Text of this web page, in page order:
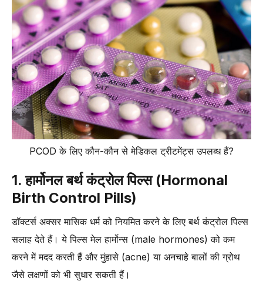
PCOD के लिए कौन-कौन से मेडिकल ट्रीटमेंट्स उपलब्ध हैं?
1. हार्मोनल बर्थ कंट्रोल पिल्स (Hormonal
Birth Control Pills)
डॉक्टर्स अक्सर मासिक धर्म को नियमित करने के लिए बर्थ कंट्रोल पिल्स
सलाह देते हैं। ये पिल्स मेल हार्मोन्स (male hormones) को कम
करने में मदद करती हैं और मुंहासे (acne) या अनचाहे बालों की ग्रोथ
जैसे लक्षणों को भी सुधार सकती हैं।